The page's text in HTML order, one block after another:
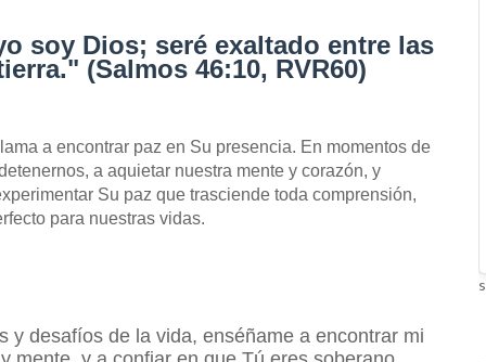
soy Dios; seré exaltado entre las
(Salmos 46:10, RVR60)
a encontrar paz en Su presencia. En momentos de
a aquietar nuestra mente y corazón, y
Su paz que trasciende toda comprensión,
para nuestras vidas.
y desafíos de la vida, enséñame a encontrar mi